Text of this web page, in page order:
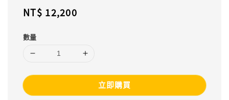
Regular
NT$ 12,200
數量
立即購買